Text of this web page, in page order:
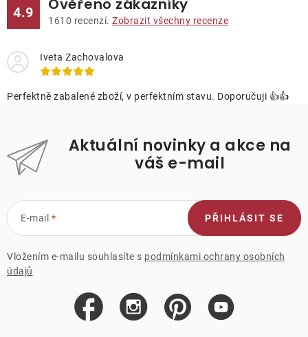
4.9 Ověřeno zákazníky
1610 recenzí. Zobrazit všechny recenze
Iveta Zachovalova
Perfektně zabalené zboží, v perfektním stavu. Doporučuji 👍👍
Aktuální novinky a akce na
váš e-mail
E-mail
Vložením e-mailu souhlasíte s podmínkami ochrany osobních
údajů
PŘIHLÁSIT SE